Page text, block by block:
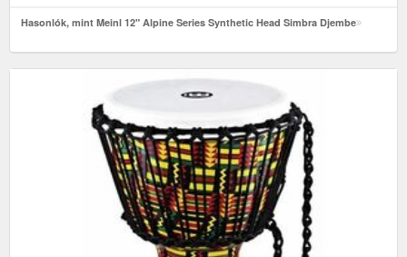
Hasonlók, mint Meinl 12" Alpine Series Synthetic Head Simbra Djembe